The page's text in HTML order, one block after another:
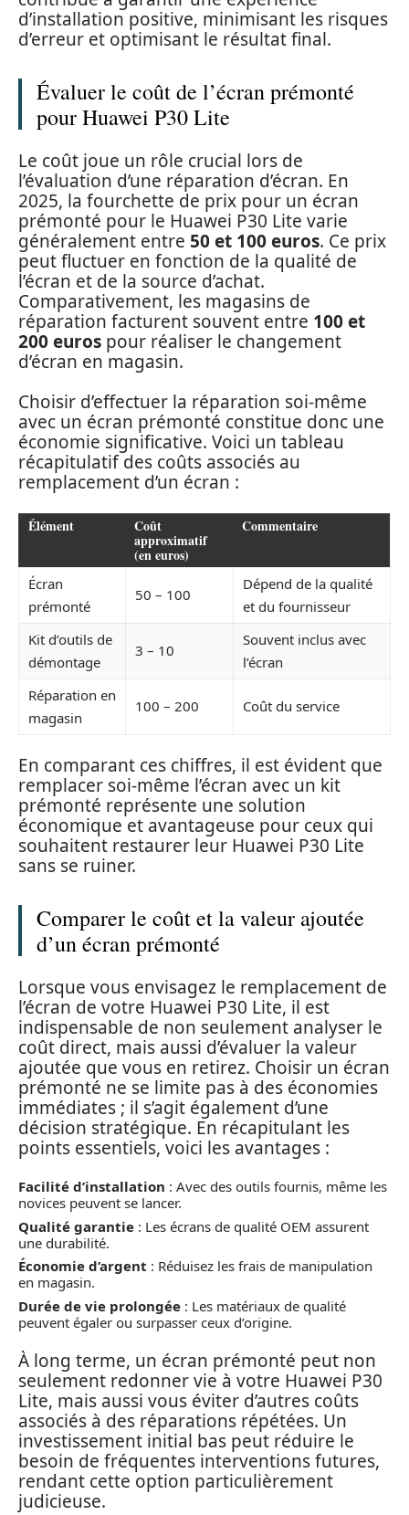
d’installation positive, minimisant les risques
d’erreur et optimisant le résultat final.
Évaluer le coût de l’écran prémonté
pour Huawei P30 Lite
Le coût joue un rôle crucial lors de
l’évaluation d’une réparation d’écran. En
2025, la fourchette de prix pour un écran
prémonté pour le Huawei P30 Lite varie
généralement entre 50 et 100 euros. Ce prix
peut fluctuer en fonction de la qualité de
l’écran et de la source d’achat.
Comparativement, les magasins de
réparation facturent souvent entre 100 et
200 euros pour réaliser le changement
d’écran en magasin.
Choisir d’effectuer la réparation soi-même
avec un écran prémonté constitue donc une
économie significative. Voici un tableau
récapitulatif des coûts associés au
remplacement d’un écran :
Élément Coût
approximatif
(en euros)
Commentaire
Écran
prémonté
50 – 100
Dépend de la qualité
et du fournisseur
Kit d’outils de
démontage
3 – 10
Souvent inclus avec
l’écran
Réparation en
magasin
100 – 200 Coût du service
En comparant ces chiffres, il est évident que
remplacer soi-même l’écran avec un kit
prémonté représente une solution
économique et avantageuse pour ceux qui
souhaitent restaurer leur Huawei P30 Lite
sans se ruiner.
Comparer le coût et la valeur ajoutée
d’un écran prémonté
Lorsque vous envisagez le remplacement de
l’écran de votre Huawei P30 Lite, il est
indispensable de non seulement analyser le
coût direct, mais aussi d’évaluer la valeur
ajoutée que vous en retirez. Choisir un écran
prémonté ne se limite pas à des économies
immédiates ; il s’agit également d’une
décision stratégique. En récapitulant les
points essentiels, voici les avantages :
Facilité d’installation : Avec des outils fournis, même les
novices peuvent se lancer.
Qualité garantie : Les écrans de qualité OEM assurent
une durabilité.
Économie d’argent : Réduisez les frais de manipulation
en magasin.
Durée de vie prolongée : Les matériaux de qualité
peuvent égaler ou surpasser ceux d’origine.
À long terme, un écran prémonté peut non
seulement redonner vie à votre Huawei P30
Lite, mais aussi vous éviter d’autres coûts
associés à des réparations répétées. Un
investissement initial bas peut réduire le
besoin de fréquentes interventions futures,
rendant cette option particulièrement
judicieuse.